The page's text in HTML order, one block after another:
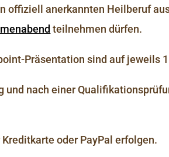
offiziell anerkannten Heilberuf
teilnehmen dürfen.
Präsentation sind auf jeweils
und nach einer
oder PayPal erfolgen.